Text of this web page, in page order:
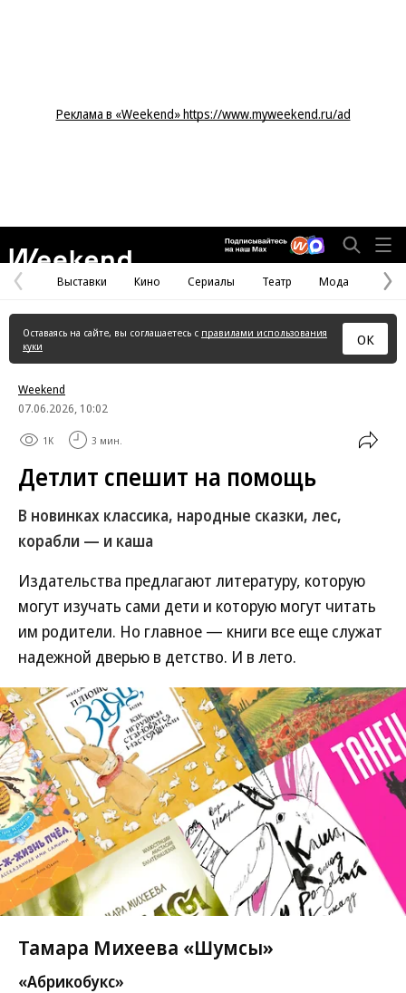
Реклама в «Weekend» https://www.myweekend.ru/ad
Предыдущая
страница
Выставки Кино Сериалы Театр Мода
Оставаясь на сайте, вы соглашаетесь с правилами использования
куки
ОК
Weekend
07.06.2026, 10:02
1K 3 мин.
Детлит спешит на помощь
В новинках классика, народные сказки, лес,
корабли — и каша
Издательства предлагают литературу, которую
могут изучать сами дети и которую могут читать
им родители. Но главное — книги все еще служат
надежной дверью в детство. И в лето.
Тамара Михеева «Шумсы»
«Абрикобукс»